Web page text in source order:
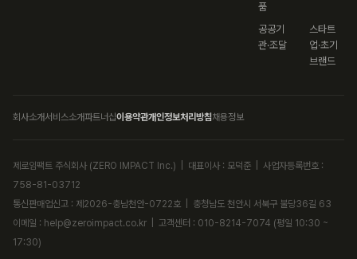
품
공공기
관·조달
스타트
업·초기
브랜드
회사소개서비스소개파트너십이용약관개인정보처리방침채용정보
제로임팩트 주식회사 (ZERO IMPACT Inc.) | 대표이사 : 모덕준 | 사업자등록번호 :
758-81-03712
통신판매업신고 : 제2026-충남천안-0722호 | 충청남도 천안시 서북구 불당36길 63
이메일 : help@zeroimpact.co.kr | 고객센터 : 010-8214-7074 (평일 10:30 ~
17:30)